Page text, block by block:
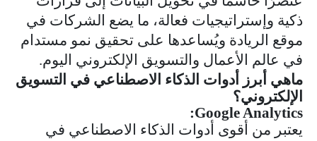
ذكية وإستراتيجيات فعالة، ما يضع الشركات في
موقع الريادة ويُساعدها على تحقيق نمو مستدام
في عالم الأعمال والتسويق الإلكتروني اليوم.
ماهي أبرز أدوات الذكاء الاصطناعي في التسويق
الإلكتروني؟
Google Analytics
:
يعتبر من أقوى أدوات الذكاء الاصطناعي في